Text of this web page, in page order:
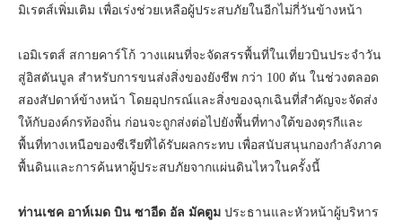
มิเรตส์เพิ่มเติม เพื่อเร่งช่วยเหลือผู้ประสบภัยในอีกไม่กี่วันข้างหน้า
เอมิเรตส์ สกายคาร์โก้ วางแผนที่จะจัดสรรพื้นที่ในเที่ยวบินประจำวัน
สู่อิสตันบูล สำหรับการขนส่งสิ่งของยังชีพ กว่า 100 ตัน ในช่วงตลอด
สองสัปดาห์ข้างหน้า โดยอุปกรณ์และสิ่งของฉุกเฉินที่สำคัญจะจัดส่ง
ให้กับองค์กรท้องถิ่น ก่อนจะถูกส่งต่อไปยังพื้นที่ทางใต้ของตุรกีและ
พื้นที่ทางเหนือของซีเรียที่ได้รับผลกระทบ เพื่อสนับสนุนกองกำลังภาค
พื้นดินและการค้นหาผู้ประสบภัยจากแผ่นดินไหวในครั้งนี้
ท่านเชค อาห์เมด บิน ซาอีด อัล มัคตูม ประธานและหัวหน้าผู้บริหาร